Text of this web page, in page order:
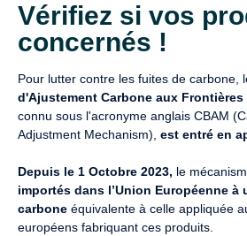
Vérifiez si vos
concernés !
Pour lutter contre les fuites de carbone,
d'Ajustement Carbone aux Frontières
connu sous l'acronyme anglais CBAM
Adjustment Mechanism), est entré en
Depuis le 1 Octobre 2023, le
importés dans l’Union Européenne
carbone équivalente à celle appliquée
européens fabriquant ces produits.